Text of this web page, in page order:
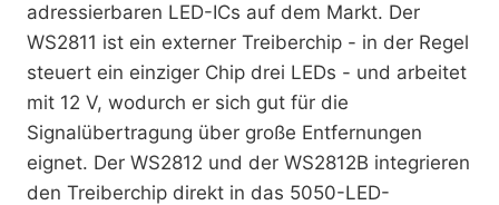
adressierbaren LED-ICs auf dem Markt. Der
WS2811 ist ein externer Treiberchip - in der Regel
steuert ein einziger Chip drei LEDs - und arbeitet
mit 12 V, wodurch er sich gut für die
Signalübertragung über große Entfernungen
eignet. Der WS2812 und der WS2812B integrieren
den Treiberchip direkt in das 5050-LED-